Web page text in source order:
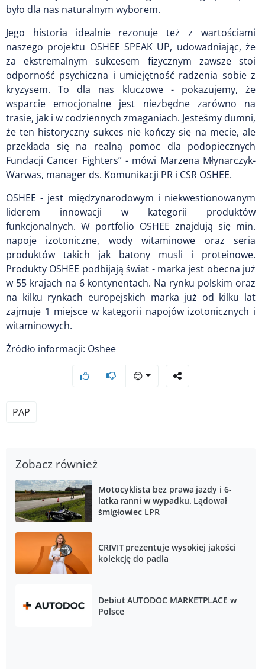
było dla nas naturalnym wyborem.
Jego historia idealnie rezonuje też z wartościami
naszego projektu OSHEE SPEAK UP, udowadniając, że
za ekstremalnym sukcesem fizycznym zawsze stoi
odporność psychiczna i umiejętność radzenia sobie z
kryzysem. To dla nas kluczowe - pokazujemy, że
wsparcie emocjonalne jest niezbędne zarówno na
trasie, jak i w codziennych zmaganiach. Jesteśmy dumni,
że ten historyczny sukces nie kończy się na mecie, ale
przekłada się na realną pomoc dla podopiecznych
Fundacji Cancer Fighters” - mówi Marzena Młynarczyk-
Warwas, manager ds. Komunikacji PR i CSR OSHEE.
OSHEE - jest międzynarodowym i niekwestionowanym
liderem innowacji w kategorii produktów
funkcjonalnych. W portfolio OSHEE znajdują się min.
napoje izotoniczne, wody witaminowe oraz seria
produktów takich jak batony musli i proteinowe.
Produkty OSHEE podbijają świat - marka jest obecna już
w 55 krajach na 6 kontynentach. Na rynku polskim oraz
na kilku rynkach europejskich marka już od kilku lat
zajmuje 1 miejsce w kategorii napojów izotonicznych i
witaminowych.
Źródło informacji: Oshee
😊
PAP
Zobacz również
Motocyklista bez prawa jazdy i 6-
latka ranni w wypadku. Lądował
śmigłowiec LPR
CRIVIT prezentuje wysokiej jakości
kolekcję do padla
Debiut AUTODOC MARKETPLACE w
Polsce